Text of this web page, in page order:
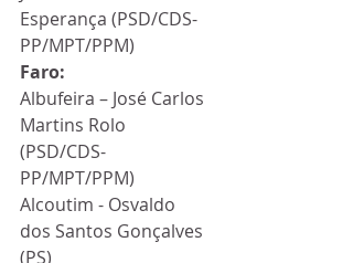
Esperança (PSD/CDS-
PP/MPT/PPM)
Faro:
Albufeira – José Carlos
Martins Rolo
(PSD/CDS-
PP/MPT/PPM)
Alcoutim - Osvaldo
dos Santos Gonçalves
(PS)